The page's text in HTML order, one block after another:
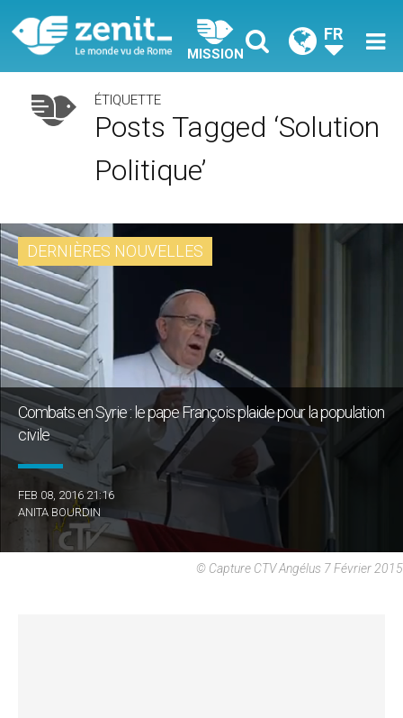
MISSION
FR
ÉTIQUETTE
Posts Tagged ‘solution
Politique’
DERNIÈRES NOUVELLES
Combats en Syrie : le pape François plaide pour la population
civile
FEB 08, 2016 21:16
ANITA BOURDIN
© Capture CTV Angélus 7 Février 2015